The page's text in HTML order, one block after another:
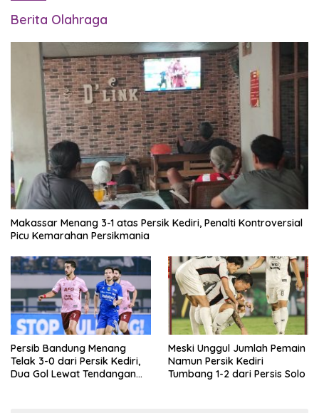
Berita Olahraga
Makassar Menang 3-1 atas Persik Kediri, Penalti Kontroversial
Picu Kemarahan Persikmania
Persib Bandung Menang
Telak 3-0 dari Persik Kediri,
Dua Gol Lewat Tendangan
Meski Unggul Jumlah Pemain
Namun Persik Kediri
Tumbang 1-2 dari Persis Solo